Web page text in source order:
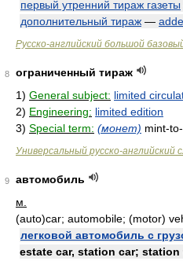
первый утренний тираж газеты
дополнительный тираж —
Русско-английский большой
8
ограниченный тираж
1) General subject: limited
2) Engineering: limited edition
3) Special term: (монет) mint-
Универсальный русско-английский
9
автомобиль
м.
(auto)car; automobile; (motor)
легковой автомобиль с
estate car, station car; station